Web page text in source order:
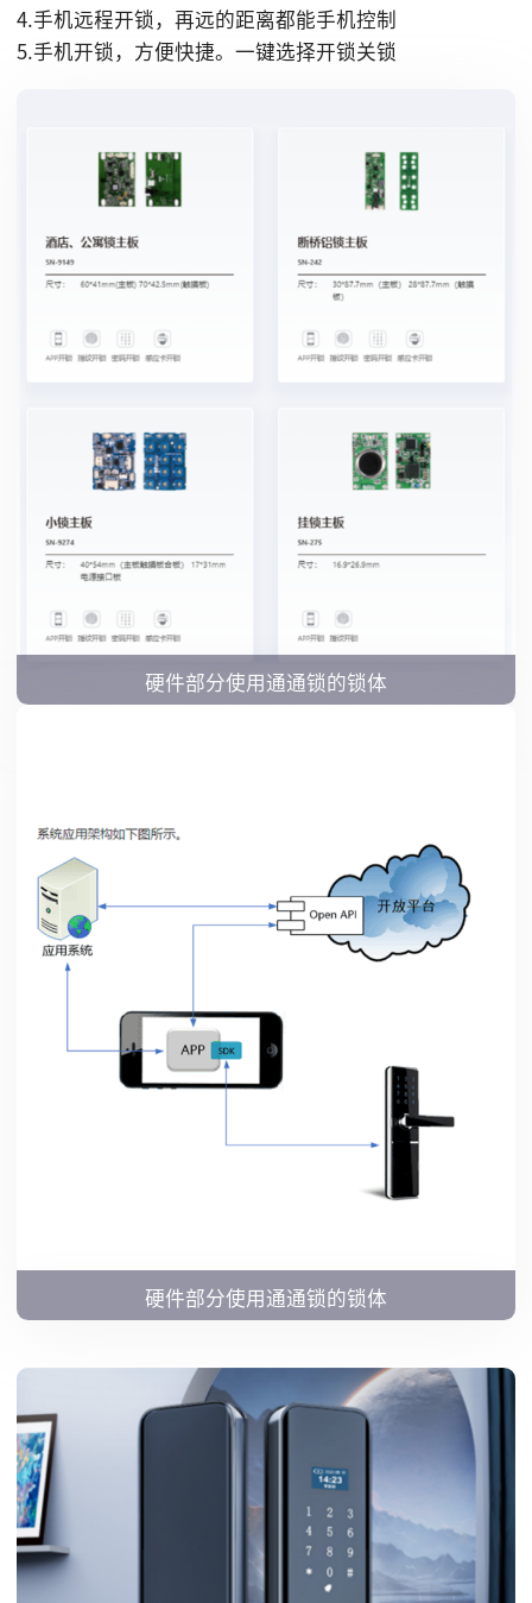
4.手机远程开锁，再远的距离都能手机控制
5.手机开锁，方便快捷。一键选择开锁关锁
硬件部分使用通通锁的锁体
硬件部分使用通通锁的锁体